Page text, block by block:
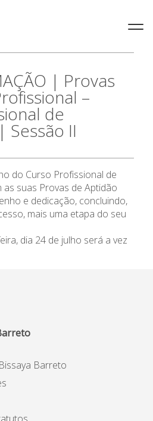
Formativa
Profissional
Letivo
| Provas
–
de
Sessão II
do Curso Profissional de
suas Provas de Aptidão
e dedicação, concluindo,
mais uma etapa do seu
dia 24 de julho será a vez
Barreto